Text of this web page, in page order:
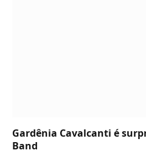
Gardênia Cavalcanti é
Band